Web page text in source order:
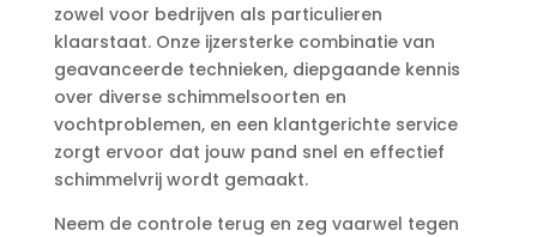
zowel voor bedrijven als particulieren
klaarstaat.​ Onze ijzersterke combinatie van
geavanceerde technieken, diepgaande kennis
over diverse schimmelsoorten en
vochtproblemen, en een klantgerichte service
zorgt ervoor dat jouw pand snel en effectief
schimmelvrij wordt gemaakt.​
Neem de controle terug en zeg vaarwel tegen